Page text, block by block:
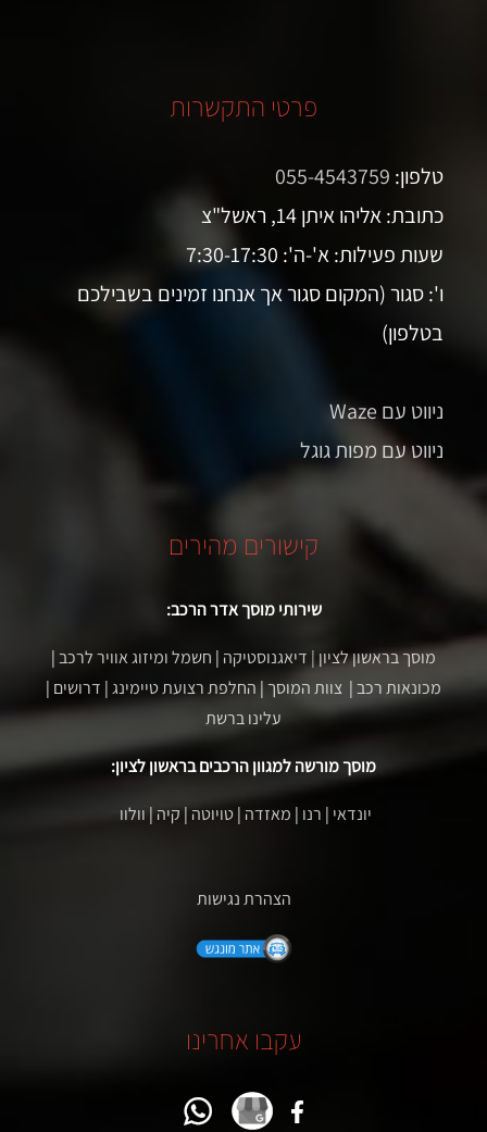
פרטי התקשרות
טלפון: 055-4543759
כתובת: אליהו איתן 14, ראשל"צ
שעות פעילות: א'-ה': 7:30-17:30
ו': סגור (המקום סגור אך אנחנו זמינים בשבילכם
בטלפון)
ניווט עם Waze
ניווט עם מפות גוגל
קישורים מהירים
שירותי מוסך אדר הרכב:
מוסך בראשון לציון | דיאגנוסטיקה | חשמל ומיזוג אוויר לרכב|
מכונאות רכב| צוות המוסך| החלפת רצועת טיימינג| דרושים |
עלינו ברשת
מוסך מורשה למגוון הרכבים בראשון לציון:
יונדאי | רנו | מאזדה |טויוטה |קיה| וולוו
הצהרת נגישות
עקבו אחרינו